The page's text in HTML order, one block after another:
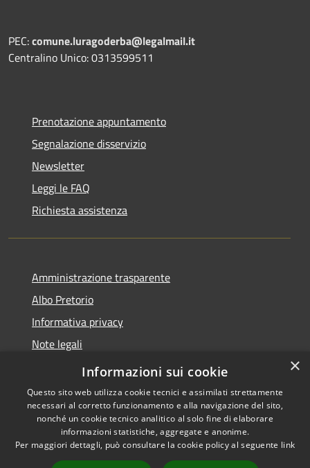
PEC:comune.luragoderba@legalmail.it
Centralino Unico: 0313599511
Prenotazione appuntamento
Segnalazione disservizio
Newsletter
Leggi le FAQ
Richiesta assistenza
Amministrazione trasparente
Albo Pretorio
Informativa privacy
Note legali
Dichiarazione di accessibilità
Accessibilità
Copyright © 2026 • Comune di
Lurago d'Erba • Powered by
×
Informazioni sui cookie
Questo sito web utilizza cookie tecnici e assimilati strettamente
necessari al corretto funzionamento e alla navigazione del sito,
nonché un cookie tecnico analitico al solo fine di elaborare
informazioni statistiche, aggregate e anonime.
Per maggiori dettagli, può consultare la cookie policy al seguente link